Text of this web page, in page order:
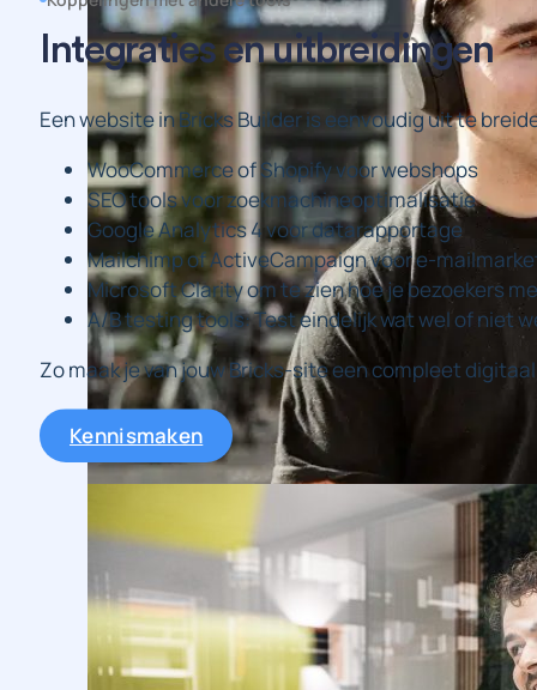
Integraties en uitbreidingen
Een website in Bricks Builder is eenvoudig uit te
WooCommerce of Shopify voor webshops
SEO tools voor zoekmachineoptimalisatie
Google Analytics 4 voor datarapportage
Mailchimp of ActiveCampaign voor e-
Microsoft Clarity om te zien hoe je bezoekers
A/B testing tools: Test eindelijk wat wel of niet
Zo maak je van jouw Bricks-site een compleet
Kennismaken